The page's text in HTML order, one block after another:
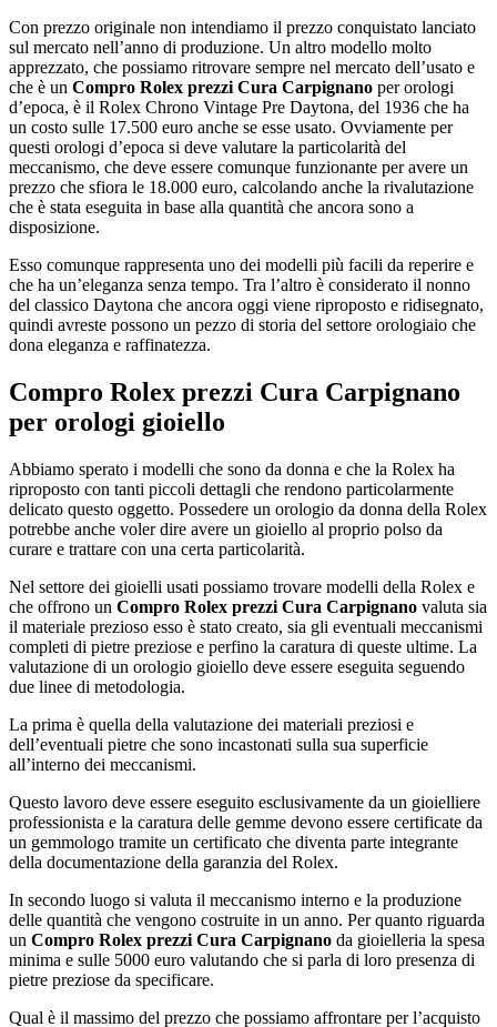
Con prezzo originale non intendiamo il prezzo conquistato lanciato
sul mercato nell’anno di produzione. Un altro modello molto
apprezzato, che possiamo ritrovare sempre nel mercato dell’usato e
che è un Compro Rolex prezzi Cura Carpignano per orologi
d’epoca, è il Rolex Chrono Vintage Pre Daytona, del 1936 che ha
un costo sulle 17.500 euro anche se esse usato. Ovviamente per
questi orologi d’epoca si deve valutare la particolarità del
meccanismo, che deve essere comunque funzionante per avere un
prezzo che sfiora le 18.000 euro, calcolando anche la rivalutazione
che è stata eseguita in base alla quantità che ancora sono a
disposizione.
Esso comunque rappresenta uno dei modelli più facili da reperire e
che ha un’eleganza senza tempo. Tra l’altro è considerato il nonno
del classico Daytona che ancora oggi viene riproposto e ridisegnato,
quindi avreste possono un pezzo di storia del settore orologiaio che
dona eleganza e raffinatezza.
Compro Rolex prezzi Cura Carpignano
per orologi gioiello
Abbiamo sperato i modelli che sono da donna e che la Rolex ha
riproposto con tanti piccoli dettagli che rendono particolarmente
delicato questo oggetto. Possedere un orologio da donna della Rolex
potrebbe anche voler dire avere un gioiello al proprio polso da
curare e trattare con una certa particolarità.
Nel settore dei gioielli usati possiamo trovare modelli della Rolex e
che offrono un Compro Rolex prezzi Cura Carpignano valuta sia
il materiale prezioso esso è stato creato, sia gli eventuali meccanismi
completi di pietre preziose e perfino la caratura di queste ultime. La
valutazione di un orologio gioiello deve essere eseguita seguendo
due linee di metodologia.
La prima è quella della valutazione dei materiali preziosi e
dell’eventuali pietre che sono incastonati sulla sua superficie
all’interno dei meccanismi.
Questo lavoro deve essere eseguito esclusivamente da un gioielliere
professionista e la caratura delle gemme devono essere certificate da
un gemmologo tramite un certificato che diventa parte integrante
della documentazione della garanzia del Rolex.
In secondo luogo si valuta il meccanismo interno e la produzione
delle quantità che vengono costruite in un anno. Per quanto riguarda
un Compro Rolex prezzi Cura Carpignano da gioielleria la spesa
minima e sulle 5000 euro valutando che si parla di loro presenza di
pietre preziose da specificare.
Qual è il massimo del prezzo che possiamo affrontare per l’acquisto